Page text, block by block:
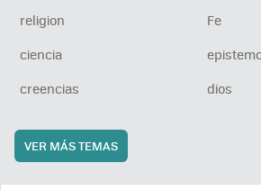
religion
Fe
ciencia
creencias
dios
VER MÁS TEMAS